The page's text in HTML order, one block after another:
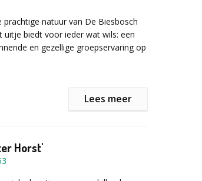
natuur van De Biesbosch
uitje biedt voor ieder wat wils: een
en gezellige groepservaring op
met een schatkaart door
meeslepend spel, terwijl jullie
dag op het water.
Lees meer
Horst'